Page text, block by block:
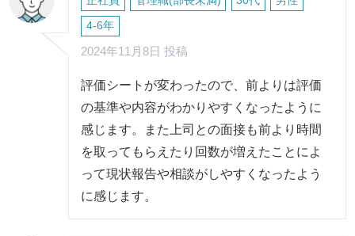
4-6年
2024年11月8日 投稿
評価シートが変わったので、前よりは評価
の基準や内容がわかりやすくなったように
感じます。また上司との面接も前より時間
を取ってもらえたり回数が増えたことによ
って現状報告や相談がしやすくなったよう
に感じます。